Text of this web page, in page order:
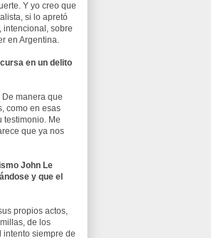
Y yo creo que
si lo apretó
intencional, sobre
en Argentina.
en un delito
manera que
como en esas
testimonio. Me
que ya nos
John Le
y que el
propios actos,
de los
intento siempre de